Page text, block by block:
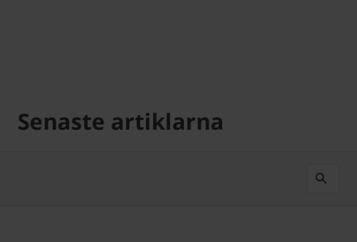
Senaste artiklarna